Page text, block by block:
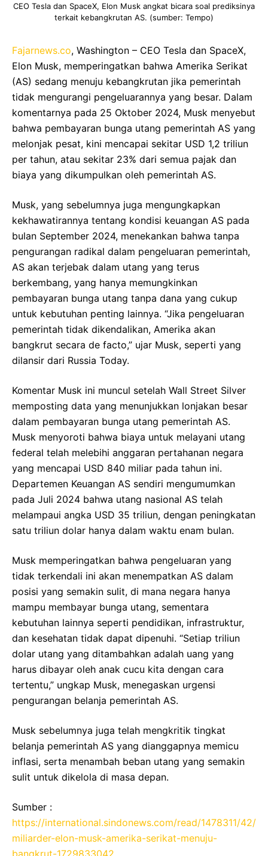
CEO Tesla dan SpaceX, Elon Musk angkat bicara soal prediksinya
terkait kebangkrutan AS. (sumber: Tempo)
Fajarnews.co, Washington – CEO Tesla dan SpaceX,
Elon Musk, memperingatkan bahwa Amerika Serikat
(AS) sedang menuju kebangkrutan jika pemerintah
tidak mengurangi pengeluarannya yang besar. Dalam
komentarnya pada 25 Oktober 2024, Musk menyebut
bahwa pembayaran bunga utang pemerintah AS yang
melonjak pesat, kini mencapai sekitar USD 1,2 triliun
per tahun, atau sekitar 23% dari semua pajak dan
biaya yang dikumpulkan oleh pemerintah AS.
Musk, yang sebelumnya juga mengungkapkan
kekhawatirannya tentang kondisi keuangan AS pada
bulan September 2024, menekankan bahwa tanpa
pengurangan radikal dalam pengeluaran pemerintah,
AS akan terjebak dalam utang yang terus
berkembang, yang hanya memungkinkan
pembayaran bunga utang tanpa dana yang cukup
untuk kebutuhan penting lainnya. “Jika pengeluaran
pemerintah tidak dikendalikan, Amerika akan
bangkrut secara de facto,” ujar Musk, seperti yang
dilansir dari Russia Today.
Komentar Musk ini muncul setelah Wall Street Silver
memposting data yang menunjukkan lonjakan besar
dalam pembayaran bunga utang pemerintah AS.
Musk menyoroti bahwa biaya untuk melayani utang
federal telah melebihi anggaran pertahanan negara
yang mencapai USD 840 miliar pada tahun ini.
Departemen Keuangan AS sendiri mengumumkan
pada Juli 2024 bahwa utang nasional AS telah
melampaui angka USD 35 triliun, dengan peningkatan
satu triliun dolar hanya dalam waktu enam bulan.
Musk memperingatkan bahwa pengeluaran yang
tidak terkendali ini akan menempatkan AS dalam
posisi yang semakin sulit, di mana negara hanya
mampu membayar bunga utang, sementara
kebutuhan lainnya seperti pendidikan, infrastruktur,
dan kesehatan tidak dapat dipenuhi. “Setiap triliun
dolar utang yang ditambahkan adalah uang yang
harus dibayar oleh anak cucu kita dengan cara
tertentu,” ungkap Musk, menegaskan urgensi
pengurangan belanja pemerintah AS.
Musk sebelumnya juga telah mengkritik tingkat
belanja pemerintah AS yang dianggapnya memicu
inflasi, serta menambah beban utang yang semakin
sulit untuk dikelola di masa depan.
Sumber :
https://international.sindonews.com/read/1478311/42/
miliarder-elon-musk-amerika-serikat-menuju-
bangkrut-1729833042